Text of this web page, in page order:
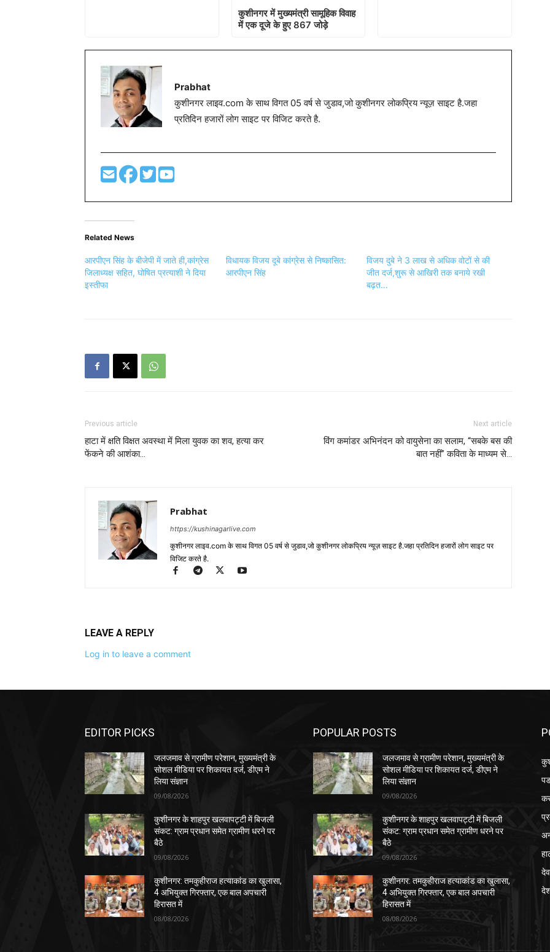
कुशीनगर में मुख्यमंत्री सामूहिक विवाह
में एक दूजे के हुए 867 जोड़े
Prabhat
कुशीनगर लाइव.com के साथ विगत 05 वर्ष से जुडाव,जो कुशीनगर लोकप्रिय न्यूज़ साइट है.जहा
प्रतिदिन हजारों लोग साइट पर विजिट करते है.
Related News
आरपीएन सिंह के बीजेपी में जाते ही,कांग्रेस
जिलाध्यक्ष सहित, घोषित प्रत्याशी ने दिया
इस्तीफा
विधायक विजय दूबे कांग्रेस से निष्कासित:
आरपीएन सिंह
विजय दुबे ने 3 लाख से अधिक वोटों से की
जीत दर्ज,शुरू से आखिरी तक बनाये रखी
बढ़त…
Previous article
हाटा में क्षति विक्षत अवस्था में मिला युवक का शव, हत्या कर
फेंकने की आशंका…
Next article
विंग कमांडर अभिनंदन को वायुसेना का सलाम, “सबके बस की
बात नहीं” कविता के माध्यम से…
Prabhat
https://kushinagarlive.com
कुशीनगर लाइव.com के साथ विगत 05 वर्ष से जुडाव,जो कुशीनगर लोकप्रिय न्यूज़ साइट है.जहा प्रतिदिन हजारों लोग साइट पर
विजिट करते है.
LEAVE A REPLY
Log in to leave a comment
EDITOR PICKS
जलजमाव से ग्रामीण परेशान, मुख्यमंत्री के
सोशल मीडिया पर शिकायत दर्ज, डीएम ने
लिया संज्ञान
09/08/2026
कुशीनगर के शाहपुर खलवापट्टी में बिजली
संकट: ग्राम प्रधान समेत ग्रामीण धरने पर
बैठे
09/08/2026
कुशीनगर: तमकुहीराज हत्याकांड का खुलासा,
4 अभियुक्त गिरफ्तार, एक बाल अपचारी
हिरासत में
08/08/2026
POPULAR POSTS
जलजमाव से ग्रामीण परेशान, मुख्यमंत्री के
सोशल मीडिया पर शिकायत दर्ज, डीएम ने
लिया संज्ञान
09/08/2026
कुशीनगर के शाहपुर खलवापट्टी में बिजली
संकट: ग्राम प्रधान समेत ग्रामीण धरने पर
बैठे
09/08/2026
कुशीनगर: तमकुहीराज हत्याकांड का खुलासा,
4 अभियुक्त गिरफ्तार, एक बाल अपचारी
हिरासत में
08/08/2026